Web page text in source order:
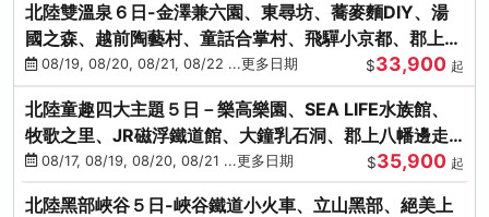
北陸雙溫泉６日-金澤兼六園、東尋坊、蕎麥麵DIY、湯
國之森、越前陶藝村、童話合掌村、飛驒小京都、郡上八
幡08/19, 08/20, 08/21, 08/22 ...更多日期 $33,900 起
北陸童趣四大主題５日－樂高樂園、SEA LIFE水族館、
牧歌之里、JR磁浮鐵道館、大鐘乳石洞、郡上八幡邊走
邊吃08/17, 08/19, 08/20, 08/21 ...更多日期 $35,900 起
北陸黑部峽谷５日-峽谷鐵道小火車、立山黑部、絕美上